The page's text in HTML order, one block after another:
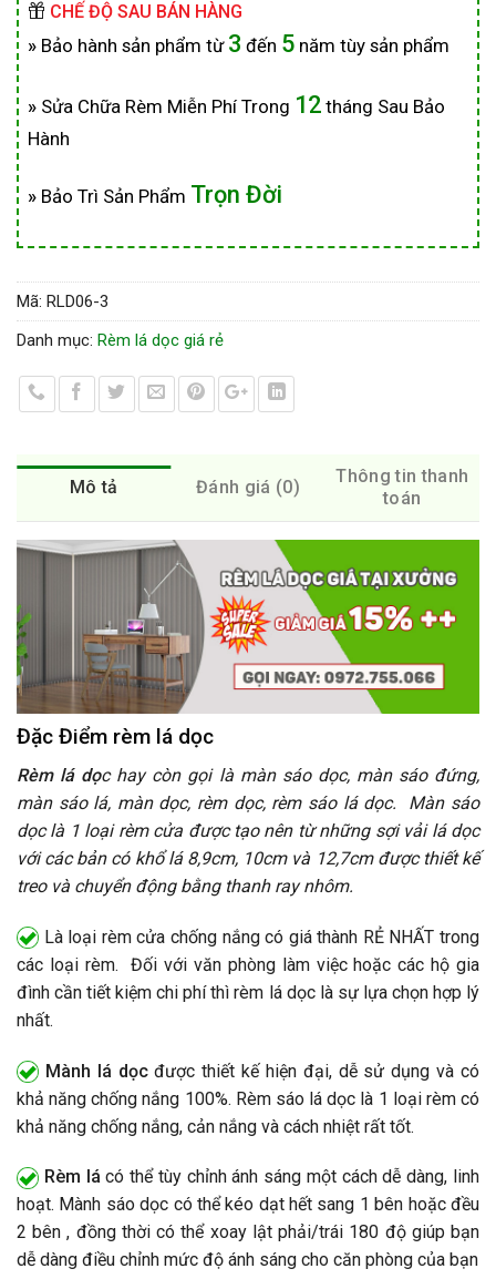
CHẾ ĐỘ SAU BÁN HÀNG
» Bảo hành sản phẩm từ 3 đến 5 năm tùy sản phẩm
» Sửa Chữa Rèm Miễn Phí Trong 12 tháng Sau Bảo
Hành
» Bảo Trì Sản Phẩm Trọn Đời
Mã: RLD06-3
Danh mục: Rèm lá dọc giá rẻ
Mô tả Đánh giá (0)
Thông tin thanh
toán
Đặc Điểm rèm lá dọc
Rèm lá dọc hay còn gọi là màn sáo dọc, màn sáo đứng,
màn sáo lá, màn dọc, rèm dọc, rèm sáo lá dọc. Màn sáo
dọc là 1 loại rèm cửa được tạo nên từ những sợi vải lá dọc
với các bản có khổ lá 8,9cm, 10cm và 12,7cm được thiết kế
treo và chuyển động bằng thanh ray nhôm.
Là loại rèm cửa chống nắng có giá thành RẺ NHẤT trong
các loại rèm. Đối với văn phòng làm việc hoặc các hộ gia
đình cần tiết kiệm chi phí thì rèm lá dọc là sự lựa chọn hợp lý
nhất.
Mành lá dọcđược thiết kế hiện đại, dễ sử dụng và có
khả năng chống nắng 100%. Rèm sáo lá dọc là 1 loại rèm có
khả năng chống nắng, cản nắng và cách nhiệt rất tốt.
Rèm lácó thể tùy chỉnh ánh sáng một cách dễ dàng, linh
hoạt. Mành sáo dọc có thể kéo dạt hết sang 1 bên hoặc đều
2 bên , đồng thời có thể xoay lật phải/trái 180 độ giúp bạn
dễ dàng điều chỉnh mức độ ánh sáng cho căn phòng của bạn